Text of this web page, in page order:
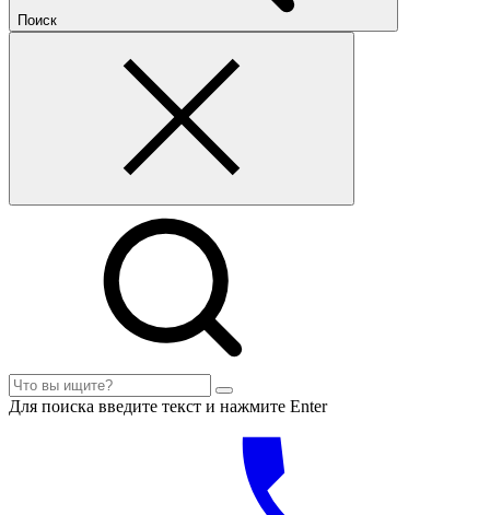
Поиск
Для поиска введите текст и нажмите Enter